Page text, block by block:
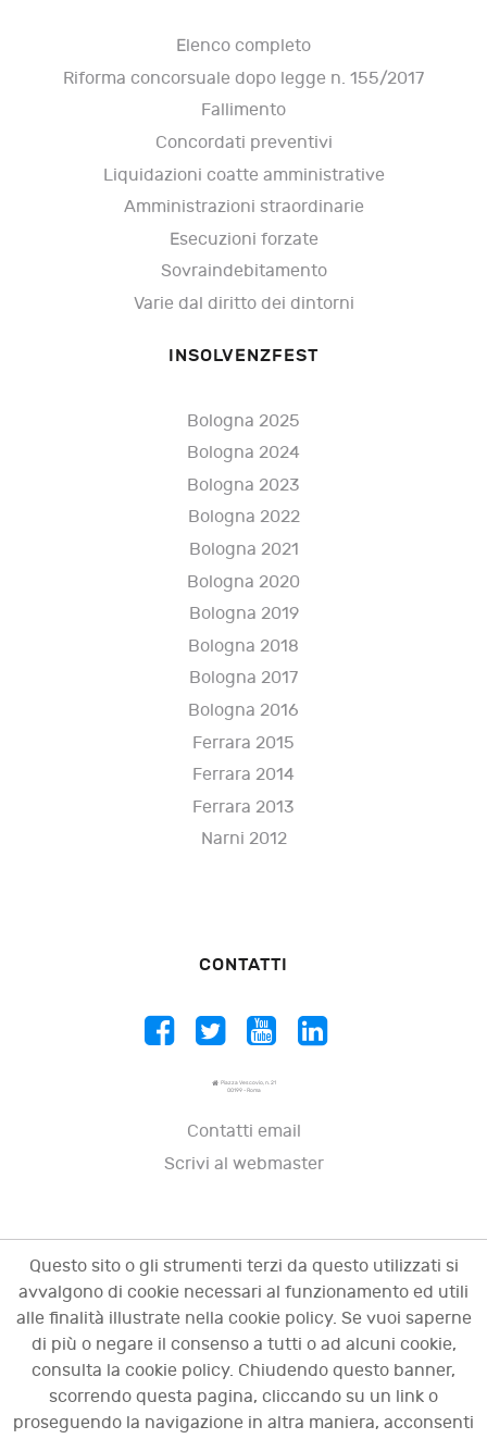
Elenco completo
Riforma concorsuale dopo legge n. 155/2017
Fallimento
Concordati preventivi
Liquidazioni coatte amministrative
Amministrazioni straordinarie
Esecuzioni forzate
Sovraindebitamento
Varie dal diritto dei dintorni
INSOLVENZFEST
Bologna 2025
Bologna 2024
Bologna 2023
Bologna 2022
Bologna 2021
Bologna 2020
Bologna 2019
Bologna 2018
Bologna 2017
Bologna 2016
Ferrara 2015
Ferrara 2014
Ferrara 2013
Narni 2012
CONTATTI
Piazza Vescovio, n. 21
00199 - Roma
Contatti email
Scrivi al webmaster
© 2009 - 2026 OCI - Osservatorio sulle crisi
d'impresa. Tutti i diritti riservati.
Questo sito o gli strumenti terzi da questo utilizzati si
avvalgono di cookie necessari al funzionamento ed utili
alle finalità illustrate nella cookie policy. Se vuoi saperne
di più o negare il consenso a tutti o ad alcuni cookie,
consulta la cookie policy. Chiudendo questo banner,
scorrendo questa pagina, cliccando su un link o
proseguendo la navigazione in altra maniera, acconsenti